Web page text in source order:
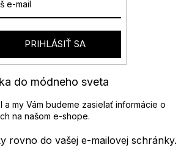
rovno do vašej e-mailovej schránky.
do módneho sveta
a my Vám budeme zasielať informácie o
na našom e-shope.
PRIHLÁSIŤ SA